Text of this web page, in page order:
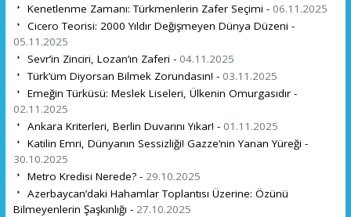
Kenetlenme Zamanı: Türkmenlerin Zafer Seçimi - 06.11.2025
Cicero Teorisi: 2000 Yıldır Değişmeyen Dünya Düzeni -
05.11.2025
Sevr’in Zinciri, Lozan’ın Zaferi - 04.11.2025
Türk’üm Diyorsan Bilmek Zorundasın! - 03.11.2025
Emeğin Türküsü: Meslek Liseleri, Ülkenin Omurgasıdır -
02.11.2025
Ankara Kriterleri, Berlin Duvarını Yıkar! - 01.11.2025
Katilin Emri, Dünyanın Sessizliği! Gazze’nin Yanan Yüreği -
30.10.2025
Metro Kredisi Nerede? - 29.10.2025
Azerbaycan’daki Hahamlar Toplantısı Üzerine: Özünü
Bilmeyenlerin Şaşkınlığı - 27.10.2025